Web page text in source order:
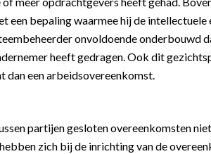
een bepaling waarmee hij de
onvoldoende onderbouwd
heeft gedragen. Ook dit
dan een arbeidsovereenkomst.
partijen gesloten overeenkomsten
zich bij de inrichting van de